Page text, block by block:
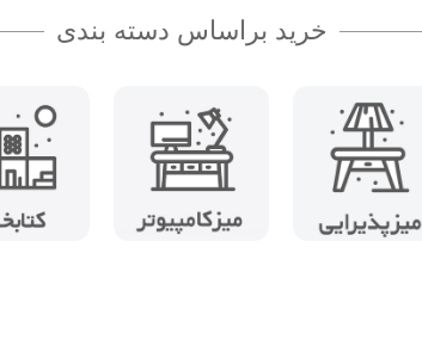
خرید براساس دسته بندی